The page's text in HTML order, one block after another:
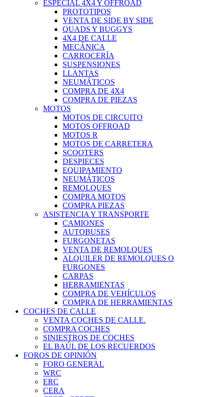
ESPECIAL 4X4 Y OFFROAD
PROTOTIPOS
VENTA DE SIDE BY SIDE
QUADS Y BUGGYS
4X4 DE CALLE
MECÁNICA
CARROCERÍA
SUSPENSIONES
LLANTAS
NEUMÁTICOS
COMPRA DE 4X4
COMPRA DE PIEZAS
MOTOS
MOTOS DE CIRCUITO
MOTOS OFFROAD
MOTOS R
MOTOS DE CARRETERA
SCOOTERS
DESPIECES
EQUIPAMIENTO
NEUMÁTICOS
REMOLQUES
COMPRA MOTOS
COMPRA PIEZAS
ASISTENCIA Y TRANSPORTE
CAMIONES
AUTOBUSES
FURGONETAS
VENTA DE REMOLQUES
ALQUILER DE REMOLQUES O
FURGONES
CARPAS
HERRAMIENTAS
COMPRA DE VEHÍCULOS
COMPRA DE HERRAMIENTAS
COCHES DE CALLE
VENTA COCHES DE CALLE.
COMPRA COCHES
SINIESTROS DE COCHES
EL BAÚL DE LOS RECUERDOS
FOROS DE OPINIÓN
FORO GENERAL
WRC
ERC
CERA